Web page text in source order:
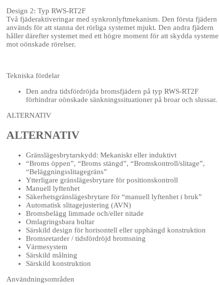
Design 2: Typ RWS-RT2F
Två fjäderaktiveringar med synkronlyftmekanism. Den första fjädern
används för att stanna det rörliga systemet mjukt. Den andra fjädern
håller därefter systemet med ett högre moment för att skydda
mot oönskade rörelser.
Tekniska fördelar
Den andra tidsfördröjda bromsfjädern på typ RWS-RT2F
förhindrar oönskade sänkningssituationer på broar och slussar.
ALTERNATIV
ALTERNATIV
Gränslägesbrytarskydd: Mekaniskt eller induktivt
“Broms öppen”, “Broms stängd”, “Bromskontroll/slitage”,
“Beläggningsslitagegräns”
Ytterligare gränslägesbrytare för positionskontroll
Manuell lyftenhet
Säkerhetsgränslägesbrytare för “manuell lyftenhet i bruk”
Automatisk slitagejustering (AVN)
Bromsbelägg limmade och/eller nitade
Omlagringsbara bultar
Särskild design för horisontell eller upphängd konstruktion
Bromsretarder / tidsfördröjd bromsning
Värmesystem
Särskild målning
Särskild konstruktion
Användningsområden